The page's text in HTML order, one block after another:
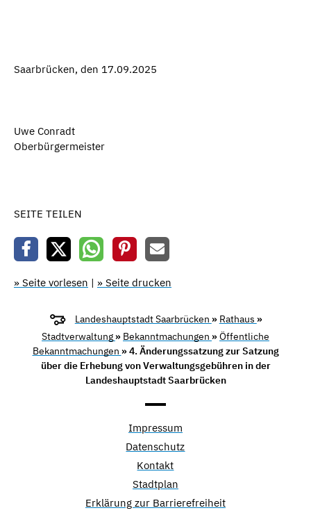
Saarbrücken, den 17.09.2025
Uwe Conradt
Oberbürgermeister
SEITE TEILEN
» Seite vorlesen | » Seite drucken
Landeshauptstadt Saarbrücken » Rathaus »
Stadtverwaltung » Bekanntmachungen »Öffentliche
Bekanntmachungen » 4. Änderungssatzung zur Satzung
über die Erhebung von Verwaltungsgebühren in der
Landeshauptstadt Saarbrücken
Impressum
Datenschutz
Kontakt
Stadtplan
Erklärung zur Barrierefreiheit